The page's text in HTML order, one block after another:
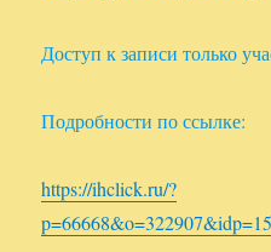
Доступ к записи только
Подробности по ссылке:
https://ihclick.ru/?